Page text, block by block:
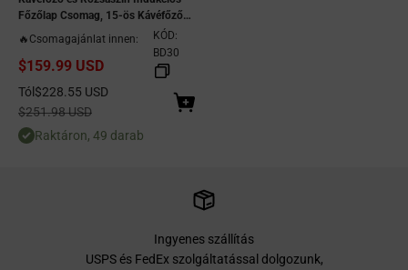
Főzőlap Csomag, 15-ös Kávéfőző
Intelligens Hőmérséklet
Szabályozással + Egyetlen
Elektromos Indukciós Égőfej 4 Órás
🔥Csomagajánlat innen:
$159.99 USD
KÓD:
BD30
Eladási ár
Tól $228.55 USD
Normál ár
$251.98 USD
Raktáron, 49 darab
Ingyenes szállítás
USPS és FedEx szolgáltatással dolgozunk,